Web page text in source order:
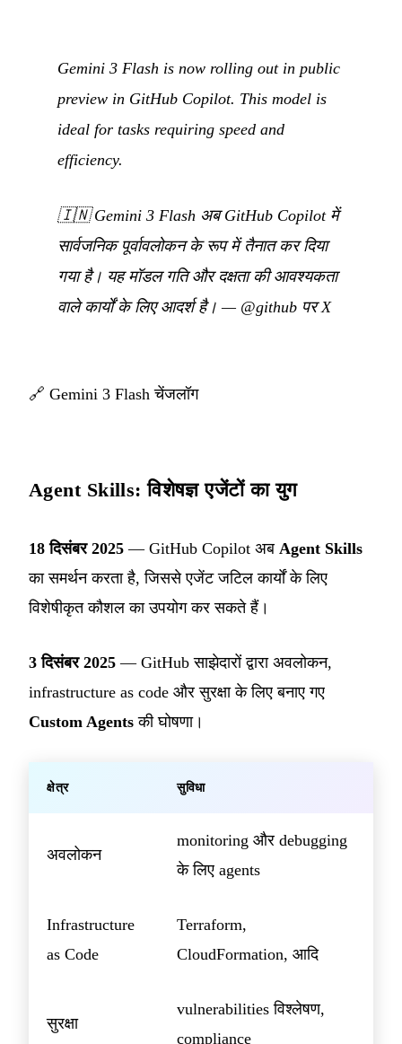
Gemini 3 Flash is now rolling out in public
preview in GitHub Copilot. This model is
ideal for tasks requiring speed and
efficiency.
🇮🇳Gemini 3 Flash अब GitHub Copilot में
सार्वजनिक पूर्वावलोकन के रूप में तैनात कर दिया
गया है। यह मॉडल गति और दक्षता की आवश्यकता
वाले कार्यों के लिए आदर्श है। — @github पर X
🔗 Gemini 3 Flash चेंजलॉग
Agent Skills: विशेषज्ञ एजेंटों का युग
18 दिसंबर 2025 — GitHub Copilot अब Agent Skills
का समर्थन करता है, जिससे एजेंट जटिल कार्यों के लिए
विशेषीकृत कौशल का उपयोग कर सकते हैं।
3 दिसंबर 2025 — GitHub साझेदारों द्वारा अवलोकन,
infrastructure as code और सुरक्षा के लिए बनाए गए
Custom Agents की घोषणा।
क्षेत्र सुविधा
अवलोकन
monitoring और debugging
के लिए agents
Infrastructure
as Code
Terraform,
CloudFormation, आदि
सुरक्षा
vulnerabilities विश्लेषण,
compliance